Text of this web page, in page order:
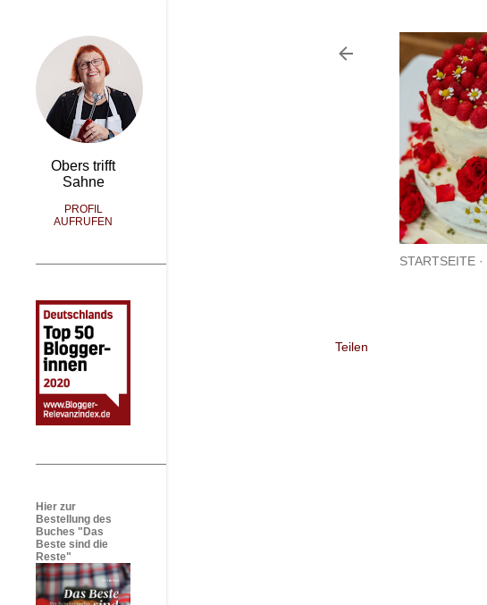
STARTSEITE
Teilen
Obers trifft
Sahne
PROFIL
AUFRUFEN
Hier zur
Bestellung des
Buches "Das
Beste sind die
Reste"